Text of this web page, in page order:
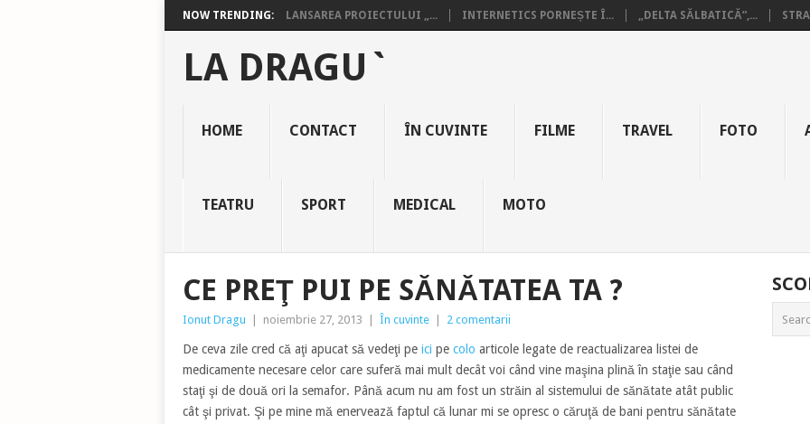
NOW TRENDING: LANSAREA PROIECTULUI „... INTERNETICS PORNEȘTE Î... „DELTA SĂLBATICĂ”,...
LA DRAGU`
HOME CONTACT ÎN CUVINTE FILME TRAVEL FOTO
TEATRU SPORT MEDICAL MOTO
CE PREŢ PUI PE SĂNĂTATEA TA ?
Ionut Dragu noiembrie 27, 2013 În cuvinte 2 comentarii
De ceva zile cred că aţi apucat să vedeţi pe ici pe colo articole legate de reactualizarea listei de
medicamente necesare celor care suferă mai mult decât voi când vine maşina plină în staţie sau când
staţi şi de două ori la semafor. Până acum nu am fost un străin al sistemului de sănătate atât public
cât şi privat. Şi pe mine mă enervează faptul că lunar mi se opresc o căruţă de bani pentru sănătate